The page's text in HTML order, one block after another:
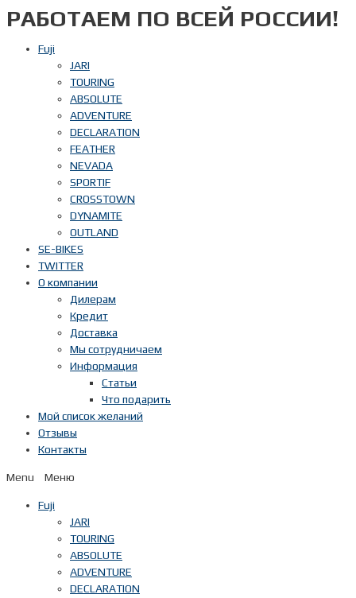
Перейти
к
содержимому
РАБОТАЕМ ПО ВСЕЙ РОССИИ!
Fuji
JARI
TOURING
ABSOLUTE
ADVENTURE
DECLARATION
FEATHER
NEVADA
SPORTIF
CROSSTOWN
DYNAMITE
OUTLAND
SE-BIKES
TWITTER
О компании
Дилерам
Кредит
Доставка
Мы сотрудничаем
Информация
Статьи
Что подарить
Мой список желаний
Отзывы
Контакты
Menu
Fuji
JARI
TOURING
ABSOLUTE
ADVENTURE
DECLARATION